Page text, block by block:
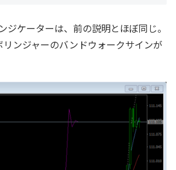
ジケーターは、前の説明とほぼ同じ。
ンジャーのバンドウォークサインが